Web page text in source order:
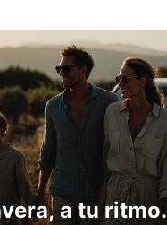
a tu ritmo.